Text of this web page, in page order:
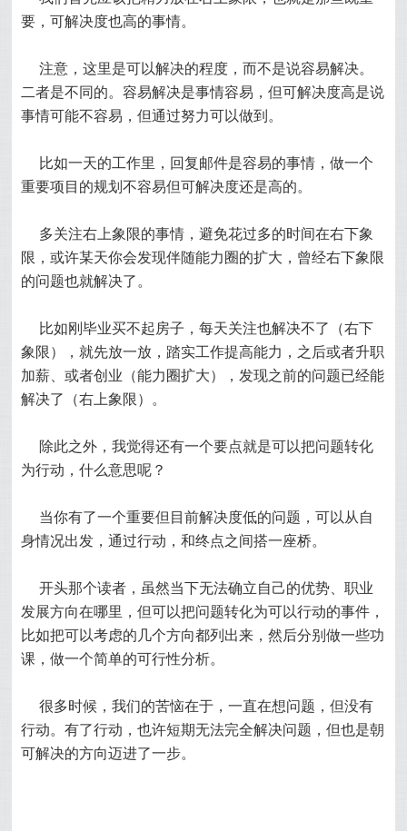
要，可解决度也高的事情。
注意，这里是可以解决的程度，而不是说容易解决。
二者是不同的。容易解决是事情容易，但可解决度高是说
事情可能不容易，但通过努力可以做到。
比如一天的工作里，回复邮件是容易的事情，做一个
重要项目的规划不容易但可解决度还是高的。
多关注右上象限的事情，避免花过多的时间在右下象
限，或许某天你会发现伴随能力圈的扩大，曾经右下象限
的问题也就解决了。
比如刚毕业买不起房子，每天关注也解决不了（右下
象限），就先放一放，踏实工作提高能力，之后或者升职
加薪、或者创业（能力圈扩大），发现之前的问题已经能
解决了（右上象限）。
除此之外，我觉得还有一个要点就是可以把问题转化
为行动，什么意思呢？
当你有了一个重要但目前解决度低的问题，可以从自
身情况出发，通过行动，和终点之间搭一座桥。
开头那个读者，虽然当下无法确立自己的优势、职业
发展方向在哪里，但可以把问题转化为可以行动的事件，
比如把可以考虑的几个方向都列出来，然后分别做一些功
课，做一个简单的可行性分析。
很多时候，我们的苦恼在于，一直在想问题，但没有
行动。有了行动，也许短期无法完全解决问题，但也是朝
可解决的方向迈进了一步。